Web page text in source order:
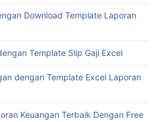
Download Template Laporan
Template Slip Gaji Excel
dengan Template Excel Laporan
Keuangan Terbaik Dengan Free